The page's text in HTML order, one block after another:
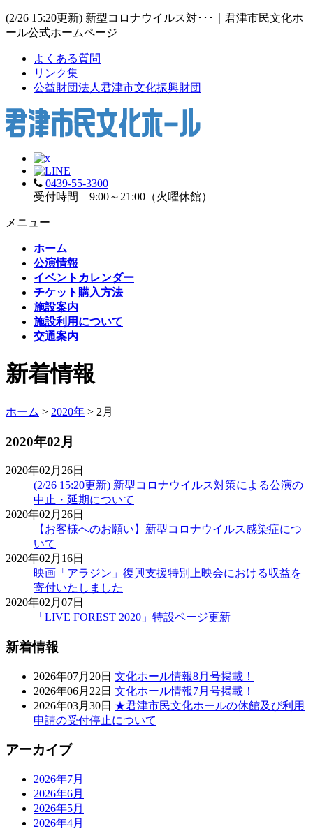
(2/26 15:20更新) 新型コロナウイルス対･･･｜君津市民文化ホ
ール公式ホームページ
よくある質問
リンク集
公益財団法人君津市文化振興財団
0439-55-3300
受付時間 9:00～21:00（火曜休館）
メニュー
ホーム
公演情報
イベントカレンダー
チケット購入方法
施設案内
施設利用について
交通案内
新着情報
ホーム > 2020年 > 2月
2020年02月
2020年02月26日
(2/26 15:20更新) 新型コロナウイルス対策による公演の
中止・延期について
2020年02月26日
【お客様へのお願い】新型コロナウイルス感染症につ
いて
2020年02月16日
映画「アラジン」復興支援特別上映会における収益を
寄付いたしました
2020年02月07日
「LIVE FOREST 2020」特設ページ更新
新着情報
2026年07月20日 文化ホール情報8月号掲載！
2026年06月22日 文化ホール情報7月号掲載！
2026年03月30日 ★君津市民文化ホールの休館及び利用
申請の受付停止について
アーカイブ
2026年7月
2026年6月
2026年5月
2026年4月